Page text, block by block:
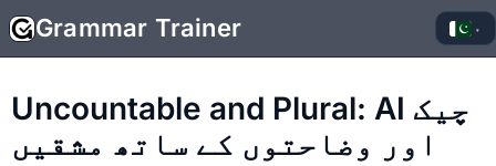
Grammar Trainer ▾
Uncountable and Plural: AI چیک
اور وضاحتوں کے ساتھ مشقیں